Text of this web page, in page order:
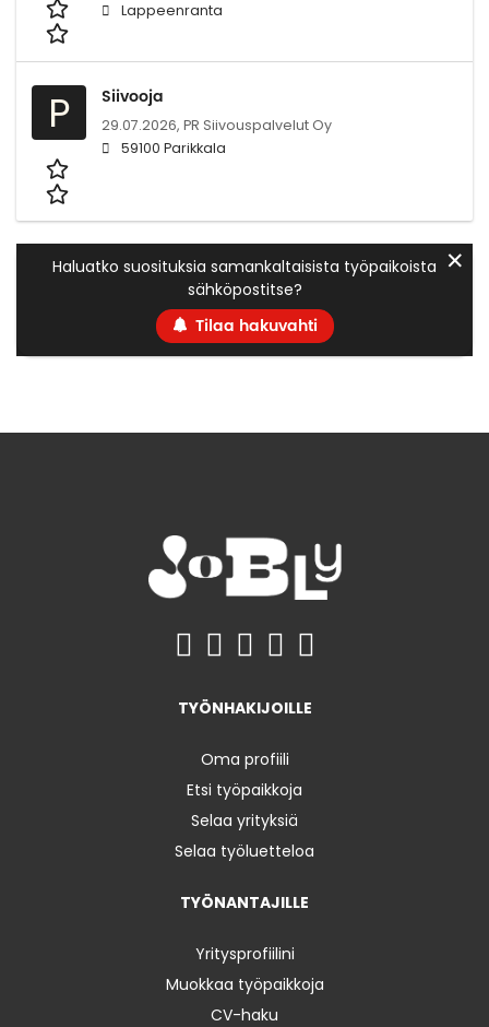
Lappeenranta
P Siivooja
29.07.2026, PR Siivouspalvelut Oy
59100 Parikkala
Haluatko suosituksia samankaltaisista työpaikoista
sähköpostitse?
Tilaa hakuvahti
✕
TYÖNHAKIJOILLE
Oma profiili
Etsi työpaikkoja
Selaa yrityksiä
Selaa työluetteloa
TYÖNANTAJILLE
Yritysprofiilini
Muokkaa työpaikkoja
CV-haku